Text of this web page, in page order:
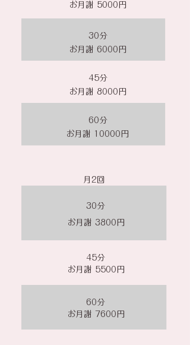
お月謝 ​5000円
30分
お月謝 6000円
45分
お月謝 8000円
60分
お月謝 10000円
​月2回
​30分
お月謝 3800円
45分
お月謝 5500円
60分
お月謝 7600円